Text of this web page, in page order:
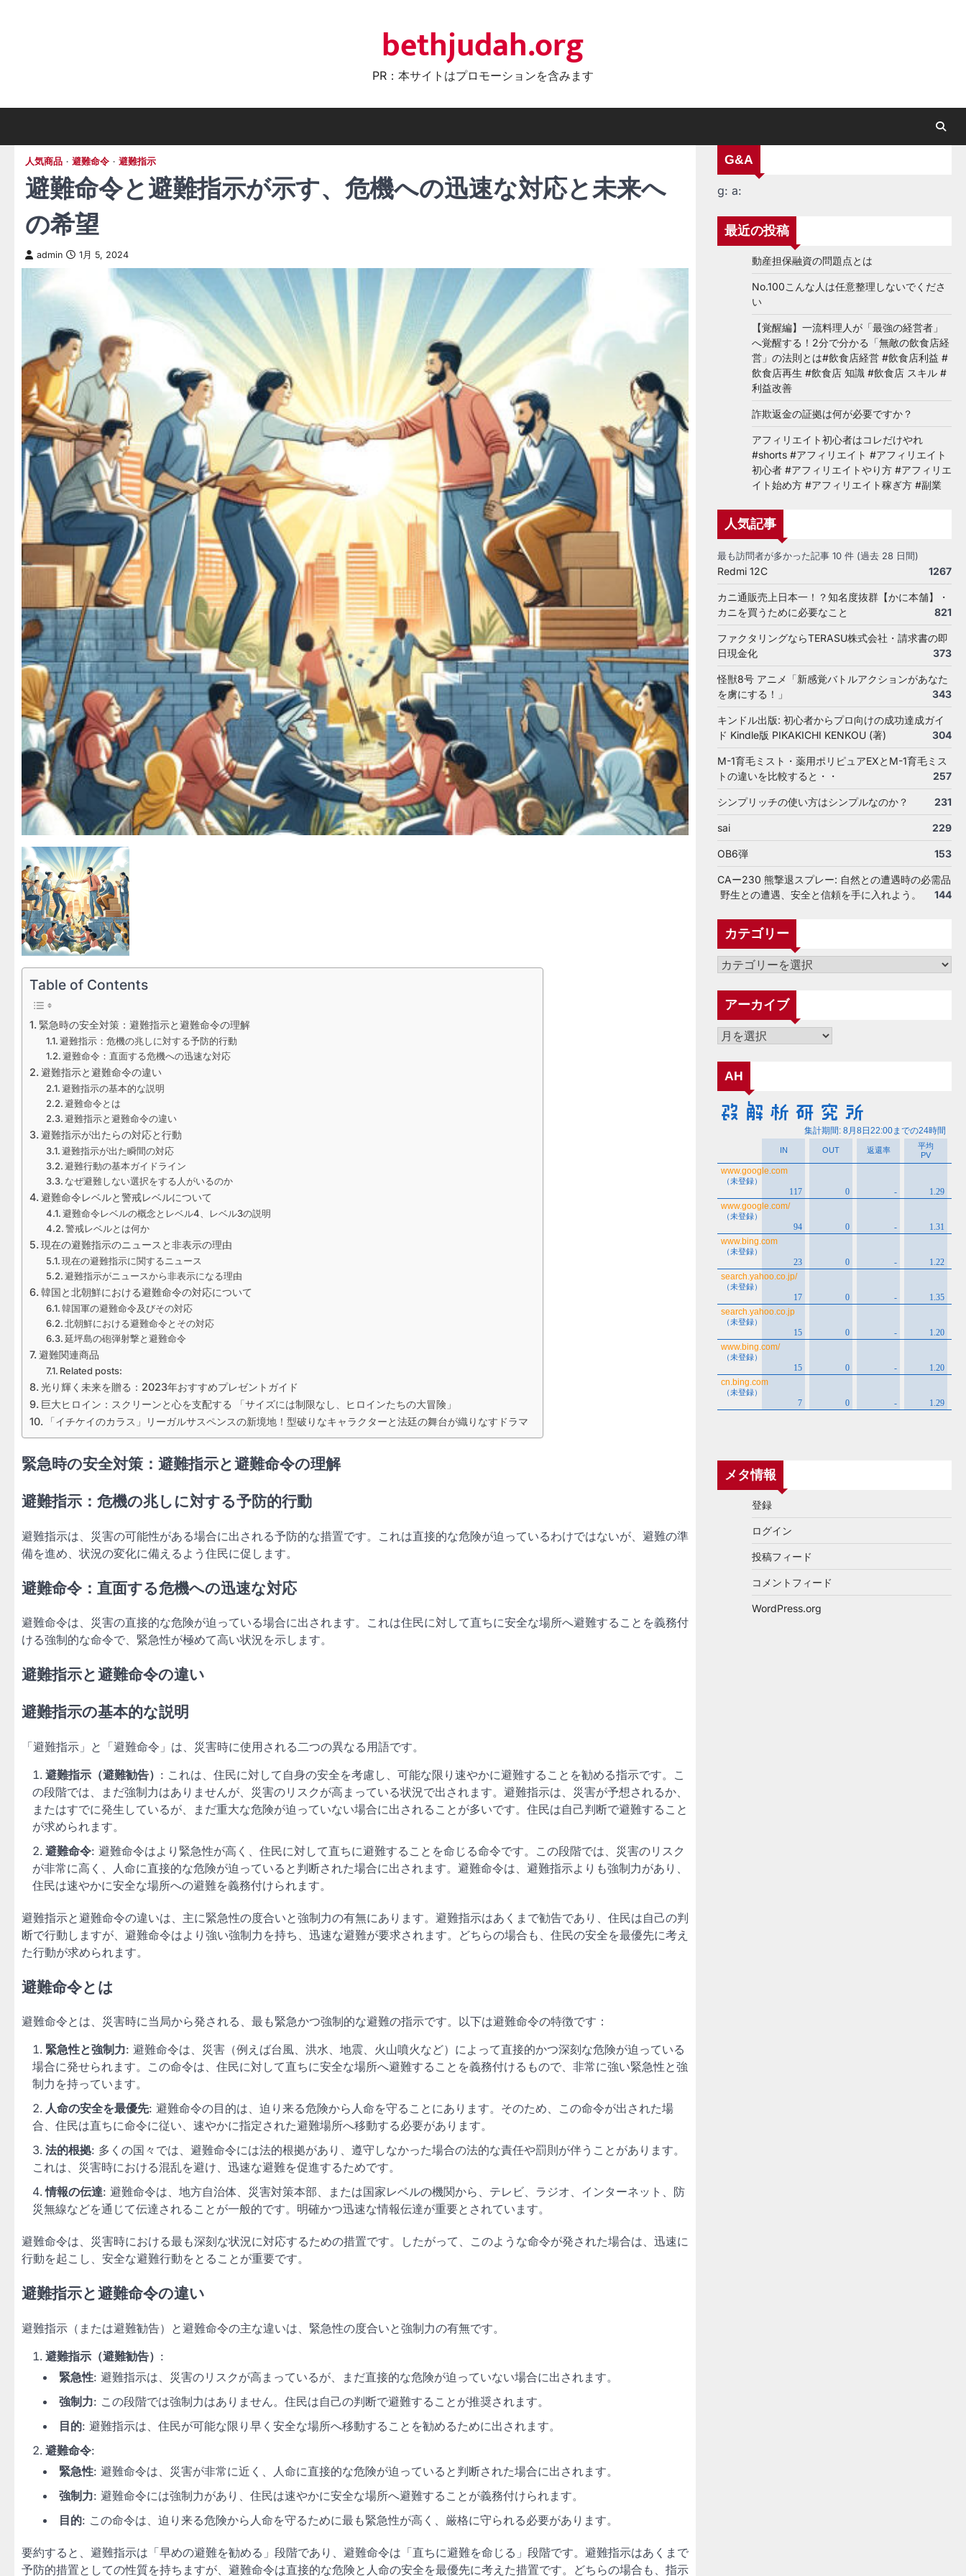
bethjudah.org
PR：本サイトはプロモーションを含みます
人気商品 避難命令 避難指示
避難命令と避難指示が示す、危機への迅速な対応と未来へ
の希望
admin 1月 5, 2024
Table of Contents
緊急時の安全対策：避難指示と避難命令の理解
避難指示：危機の兆しに対する予防的行動
避難命令：直面する危機への迅速な対応
避難指示と避難命令の違い
避難指示の基本的な説明
避難命令とは
避難指示と避難命令の違い
避難指示が出たらの対応と行動
避難指示が出た瞬間の対応
避難行動の基本ガイドライン
なぜ避難しない選択をする人がいるのか
避難命令レベルと警戒レベルについて
避難命令レベルの概念とレベル4、レベル3の説明
警戒レベルとは何か
現在の避難指示のニュースと非表示の理由
現在の避難指示に関するニュース
避難指示がニュースから非表示になる理由
韓国と北朝鮮における避難命令の対応について
韓国軍の避難命令及びその対応
北朝鮮における避難命令とその対応
延坪島の砲弾射撃と避難命令
避難関連商品
Related posts:
光り輝く未来を贈る：2023年おすすめプレゼントガイド
巨大ヒロイン：スクリーンと心を支配する 「サイズには制限なし、ヒロインたちの大冒険」
「イチケイのカラス」リーガルサスペンスの新境地！型破りなキャラクターと法廷の舞台が織りなすドラマ
緊急時の安全対策：避難指示と避難命令の理解
避難指示：危機の兆しに対する予防的行動
避難指示は、災害の可能性がある場合に出される予防的な措置です。これは直接的な危険が迫っているわけではないが、避難の準
備を進め、状況の変化に備えるよう住民に促します。
避難命令：直面する危機への迅速な対応
避難命令は、災害の直接的な危険が迫っている場合に出されます。これは住民に対して直ちに安全な場所へ避難することを義務付
ける強制的な命令で、緊急性が極めて高い状況を示します。
避難指示と避難命令の違い
避難指示の基本的な説明
「避難指示」と「避難命令」は、災害時に使用される二つの異なる用語です。
避難指示（避難勧告） : これは、住民に対して自身の安全を考慮し、可能な限り速やかに避難することを勧める指示です。こ
の段階では、まだ強制力はありませんが、災害のリスクが高まっている状況で出されます。避難指示は、災害が予想されるか、
またはすでに発生しているが、まだ重大な危険が迫っていない場合に出されることが多いです。住民は自己判断で避難すること
が求められます。
避難命令: 避難命令はより緊急性が高く、住民に対して直ちに避難することを命じる命令です。この段階では、災害のリスク
が非常に高く、人命に直接的な危険が迫っていると判断された場合に出されます。避難命令は、避難指示よりも強制力があり、
住民は速やかに安全な場所への避難を義務付けられます。
避難指示と避難命令の違いは、主に緊急性の度合いと強制力の有無にあります。避難指示はあくまで勧告であり、住民は自己の判
断で行動しますが、避難命令はより強い強制力を持ち、迅速な避難が要求されます。どちらの場合も、住民の安全を最優先に考え
た行動が求められます。
避難命令とは
避難命令とは、災害時に当局から発される、最も緊急かつ強制的な避難の指示です。以下は避難命令の特徴です：
緊急性と強制力: 避難命令は、災害（例えば台風、洪水、地震、火山噴火など）によって直接的かつ深刻な危険が迫っている
場合に発せられます。この命令は、住民に対して直ちに安全な場所へ避難することを義務付けるもので、非常に強い緊急性と強
制力を持っています。
人命の安全を最優先: 避難命令の目的は、迫り来る危険から人命を守ることにあります。そのため、この命令が出された場
合、住民は直ちに命令に従い、速やかに指定された避難場所へ移動する必要があります。
法的根拠: 多くの国々では、避難命令には法的根拠があり、遵守しなかった場合の法的な責任や罰則が伴うことがあります。
これは、災害時における混乱を避け、迅速な避難を促進するためです。
情報の伝達: 避難命令は、地方自治体、災害対策本部、または国家レベルの機関から、テレビ、ラジオ、インターネット、防
災無線などを通じて伝達されることが一般的です。明確かつ迅速な情報伝達が重要とされています。
避難命令は、災害時における最も深刻な状況に対応するための措置です。したがって、このような命令が発された場合は、迅速に
行動を起こし、安全な避難行動をとることが重要です。
避難指示と避難命令の違い
避難指示（または避難勧告）と避難命令の主な違いは、緊急性の度合いと強制力の有無です。
避難指示（避難勧告） :
緊急性: 避難指示は、災害のリスクが高まっているが、まだ直接的な危険が迫っていない場合に出されます。
強制力: この段階では強制力はありません。住民は自己の判断で避難することが推奨されます。
目的: 避難指示は、住民が可能な限り早く安全な場所へ移動することを勧めるために出されます。
避難命令:
緊急性: 避難命令は、災害が非常に近く、人命に直接的な危険が迫っていると判断された場合に出されます。
強制力: 避難命令には強制力があり、住民は速やかに安全な場所へ避難することが義務付けられます。
目的: この命令は、迫り来る危険から人命を守るために最も緊急性が高く、厳格に守られる必要があります。
要約すると、避難指示は「早めの避難を勧める」段階であり、避難命令は「直ちに避難を命じる」段階です。避難指示はあくまで
予防的措置としての性質を持ちますが、避難命令は直接的な危険と人命の安全を最優先に考えた措置です。どちらの場合も、指示
G&A
g: a:
最近の投稿
動産担保融資の問題点とは
No.100こんな人は任意整理しないでくださ
い
【覚醒編】一流料理人が「最強の経営者」
へ覚醒する！2分で分かる「無敵の飲食店経
営」の法則とは#飲食店経営 #飲食店利益 #
飲食店再生 #飲食店 知識 #飲食店 スキル #
利益改善
詐欺返金の証拠は何が必要ですか？
アフィリエイト初心者はコレだけやれ
#shorts #アフィリエイト #アフィリエイト
初心者 #アフィリエイトやり方 #アフィリエ
イト始め方 #アフィリエイト稼ぎ方 #副業
人気記事
最も訪問者が多かった記事 10 件 (過去 28 日間)
Redmi 12C 1267
カニ通販売上日本一！？知名度抜群【かに本舗】・
カニを買うために必要なこと
821
ファクタリングならTERASU株式会社・請求書の即
日現金化
373
怪獣8号 アニメ「新感覚バトルアクションがあなた
を虜にする！」
343
キンドル出版: 初心者からプロ向けの成功達成ガイ
ド Kindle版 PIKAKICHI KENKOU (著)
304
M-1育毛ミスト・薬用ポリピュアEXとM-1育毛ミス
トの違いを比較すると・・
257
シンプリッチの使い方はシンプルなのか？ 231
sai 229
OB6弾 153
CAー230 熊撃退スプレー: 自然との遭遇時の必需品
野生との遭遇、安全と信頼を手に入れよう。
144
カテゴリー
カ
ゴ
ー
アーカイブ
ア
カ
ブ
AH
メタ情報
登録
ログイン
投稿フィード
コメントフィード
WordPress.org